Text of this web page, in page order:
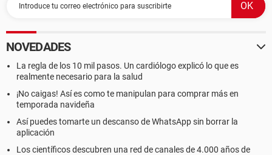
NOVEDADES
La regla de los 10 mil pasos. Un cardiólogo explicó lo que es
realmente necesario para la salud
¡No caigas! Así es como te manipulan para comprar más en
temporada navideña
Así puedes tomarte un descanso de WhatsApp sin borrar la
aplicación
Los científicos descubren una red de canales de 4.000 años de